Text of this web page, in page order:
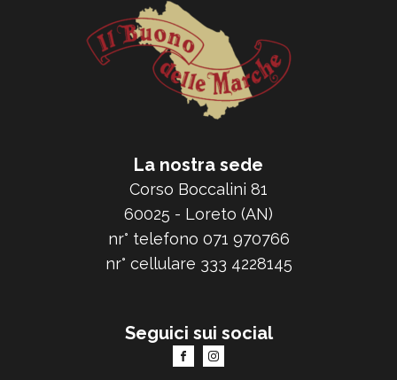
La nostra sede
Corso Boccalini 81
60025 - Loreto (AN)
nr° telefono 071 970766
nr° cellulare 333 4228145
Seguici sui social